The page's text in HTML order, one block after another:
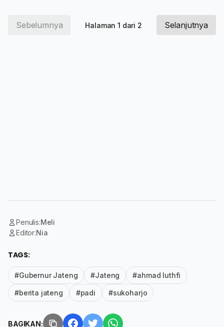
Sebelumnya Halaman 1 dari 2 Selanjutnya
Penulis:Meli
Editor:Nia
TAGS:
#Gubernur Jateng #Jateng #ahmad luthfi
#berita jateng #padi #sukoharjo
BAGIKAN: